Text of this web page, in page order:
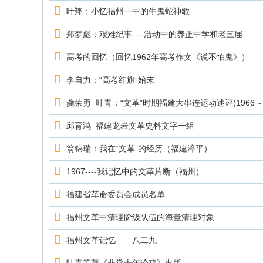
究
叶翔：小忆福州一中的牛鬼蛇神歌
郑梦彪：艰难纪事----浩劫中的养正中学和老三届
高考的回忆（回忆1962年高考作文《说不怕鬼》）
李自力：“高考红旗”始末
龚荣勇 叶青：“文革”时期福建大串连运动述评(1966
邱育鸿 福建龙岩文革史料文字一组
翁锦瑞：我在“文革”的经历（福建漳平）
1967----我记忆中的文革片断（福州）
福建省革命委员会成员名单
福州文革中清理阶级队伍的海量清理对象
福州文革记忆——八二九